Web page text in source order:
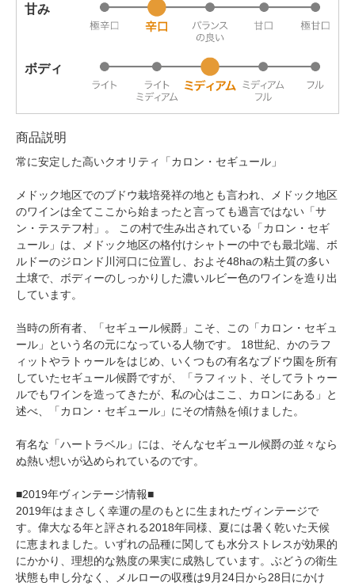
甘み
ボディ
商品説明
常に安定した高いクオリティ「カロン・セギュール」
メドック地区でのブドウ栽培発祥の地とも言われ、メドック地区
のワインは全てここから始まったと言っても過言ではない「サ
ン・テステフ村」。 この村で生み出されている「カロン・セギ
ュール」は、メドック地区の格付けシャトーの中でも最北端、ボ
ルドーのジロンド川河口に位置し、およそ48haの粘土質の多い
土壌で、ボディーのしっかりした濃いルビー色のワインを造り出
しています。
当時の所有者、「セギュール候爵」こそ、この「カロン・セギュ
ール」という名の元になっている人物です。 18世紀、かのラフ
ィットやラトゥールをはじめ、いくつもの有名なブドウ園を所有
していたセギュール候爵ですが、「ラフィット、そしてラトゥー
ルでもワインを造ってきたが、私の心はここ、カロンにある」と
述べ、「カロン・セギュール」にその情熱を傾けました。
有名な「ハートラベル」には、そんなセギュール候爵の並々なら
ぬ熱い想いが込められているのです。
■2019年ヴィンテージ情報■
2019年はまさしく幸運の星のもとに生まれたヴィンテージで
す。偉大なる年と評される2018年同様、夏には暑く乾いた天候
に恵まれました。いずれの品種に関しても水分ストレスが効果的
にかかり、理想的な熟度の果実に成熟しています。ぶどうの衛生
状態も申し分なく、メルローの収穫は9月24日から28日にかけ